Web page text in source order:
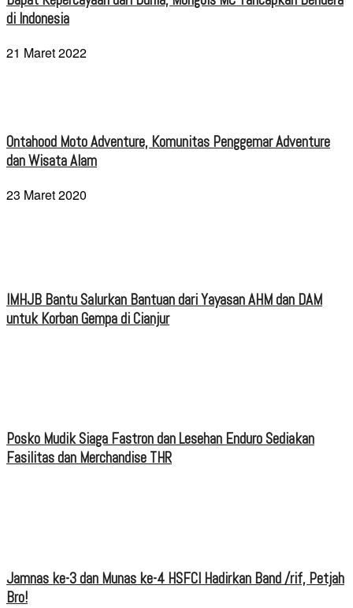
di Indonesia
21 Maret 2022
Ontahood Moto Adventure, Komunitas Penggemar Adventure
dan Wisata Alam
23 Maret 2020
IMHJB Bantu Salurkan Bantuan dari Yayasan AHM dan DAM
untuk Korban Gempa di Cianjur
Posko Mudik Siaga Fastron dan Lesehan Enduro Sediakan
Fasilitas dan Merchandise THR
Jamnas ke-3 dan Munas ke-4 HSFCI Hadirkan Band /rif, Petjah
Bro!